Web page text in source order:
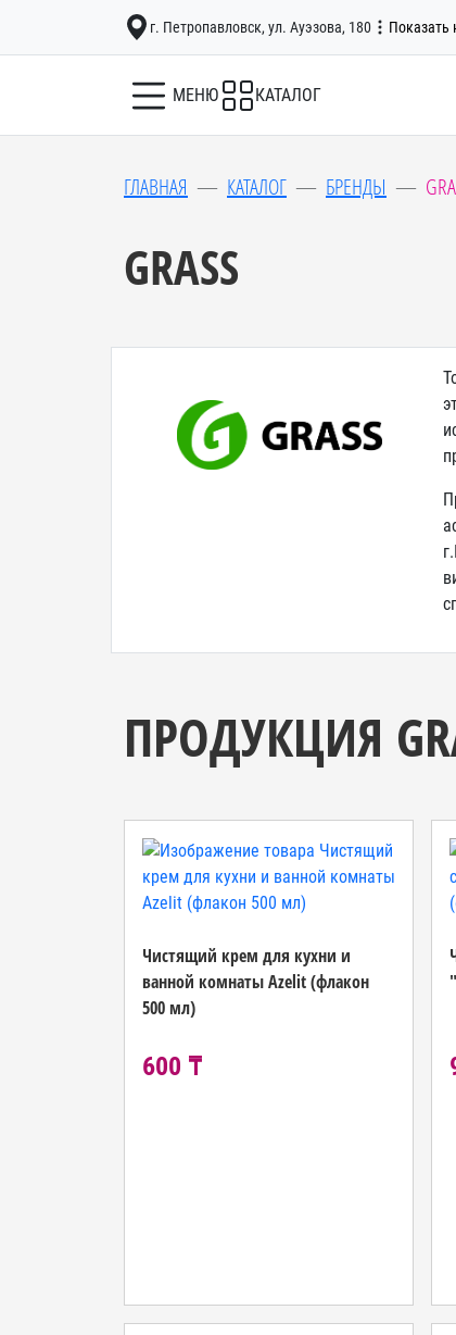
г. Петропавловск, ул. Ауэзова, 180 Показать
МЕНЮ КАТАЛОГ
ГЛАВНАЯ КАТАЛОГ БРЕНДЫ
GRASS
ПРОДУКЦИЯ
Чистящий крем для кухни и
ванной комнаты Azelit (флакон
500 мл)
600 ₸